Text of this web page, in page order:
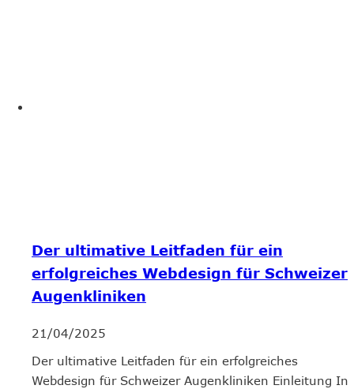
Der ultimative Leitfaden für ein
erfolgreiches Webdesign für Schweizer
Augenkliniken
21/04/2025
Der ultimative Leitfaden für ein erfolgreiches
Webdesign für Schweizer Augenkliniken Einleitung In